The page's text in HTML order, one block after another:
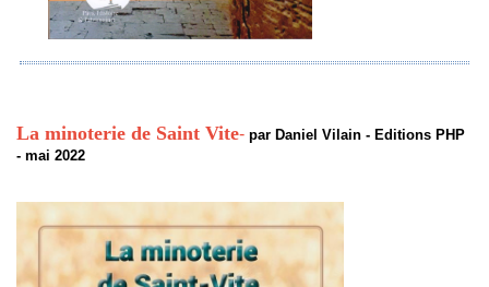
La minoterie de Saint Vite-par Daniel Vilain - Editions PHP
- mai 2022